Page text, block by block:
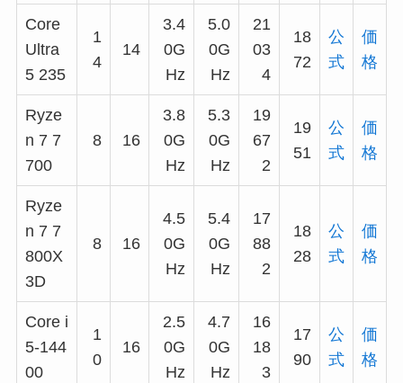
Core
Ultra
5 235
1
4
14
3.4
0G
Hz
5.0
0G
Hz
21
03
4
18
72
公
式
価
格
Ryze
n 7 7
700
8 16
3.8
0G
Hz
5.3
0G
Hz
19
67
2
19
51
公
式
価
格
Ryze
n 7 7
800X
3D
8 16
4.5
0G
Hz
5.4
0G
Hz
17
88
2
18
28
公
式
価
格
Core i
5-144
00
1
0
16
2.5
0G
Hz
4.7
0G
Hz
16
18
3
17
90
公
式
価
格